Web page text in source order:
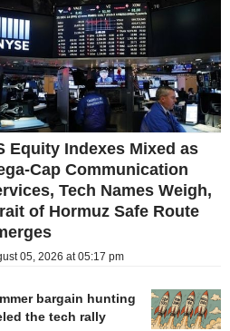
Equity Indexes Mixed as
Cap Communication
Tech Names Weigh,
of Hormuz Safe Route
05, 2026 at 05:17 pm
bargain hunting
the tech rally